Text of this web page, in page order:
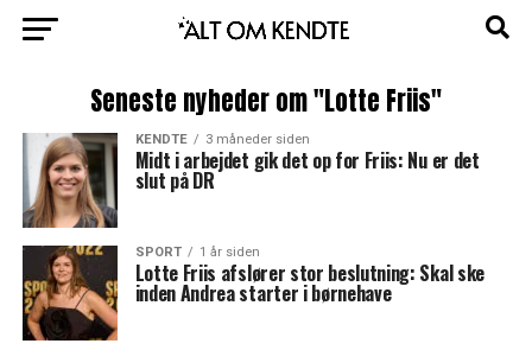
Seneste nyheder om "Lotte Friis"
KENDTE 3 måneder siden
Midt i arbejdet gik det op for Friis: Nu er det
slut på DR
SPORT 1 år siden
Lotte Friis afslører stor beslutning: Skal ske
inden Andrea starter i børnehave